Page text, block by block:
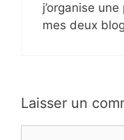
j’organise
mes deux
Laisser un